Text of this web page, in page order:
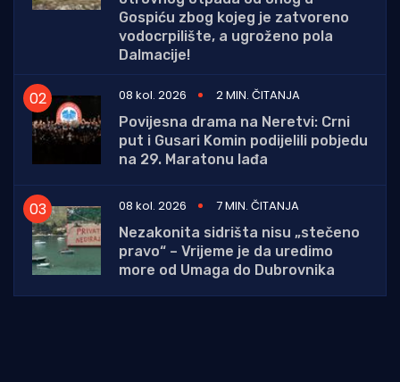
Gospiću zbog kojeg je zatvoreno
vodocrpilište, a ugroženo pola
Dalmacije!
08 kol. 2026
2 MIN. ČITANJA
Povijesna drama na Neretvi: Crni
put i Gusari Komin podijelili pobjedu
na 29. Maratonu lađa
08 kol. 2026
7 MIN. ČITANJA
Nezakonita sidrišta nisu „stečeno
pravo“ – Vrijeme je da uredimo
more od Umaga do Dubrovnika